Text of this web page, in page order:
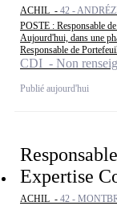
ACHIL - 42 -
POSTE : Responsable
Aujourd'hui, dans une
Responsable de
CDI - Non
Publié aujourd'hui
Expertise
ACHIL - 42 -